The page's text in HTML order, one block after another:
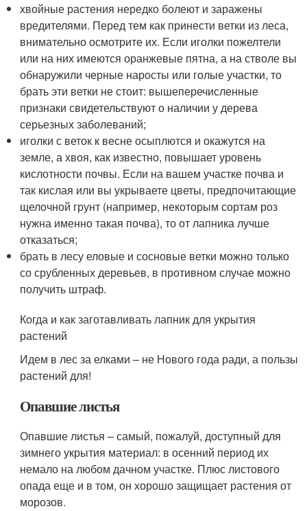
хвойные растения нередко болеют и заражены
вредителями. Перед тем как принести ветки из леса,
внимательно осмотрите их. Если иголки пожелтели
или на них имеются оранжевые пятна, а на стволе вы
обнаружили черные наросты или голые участки, то
брать эти ветки не стоит: вышеперечисленные
признаки свидетельствуют о наличии у дерева
серьезных заболеваний;
иголки с веток к весне осыплются и окажутся на
земле, а хвоя, как известно, повышает уровень
кислотности почвы. Если на вашем участке почва и
так кислая или вы укрываете цветы, предпочитающие
щелочной грунт (например, некоторым сортам роз
нужна именно такая почва), то от лапника лучше
отказаться;
брать в лесу еловые и сосновые ветки можно только
со срубленных деревьев, в противном случае можно
получить штраф.
Когда и как заготавливать лапник для укрытия
растений
Идем в лес за елками – не Нового года ради, а пользы
растений для!
Опавшие листья
Опавшие листья – самый, пожалуй, доступный для
зимнего укрытия материал: в осенний период их
немало на любом дачном участке. Плюс листового
опада еще и в том, он хорошо защищает растения от
морозов.